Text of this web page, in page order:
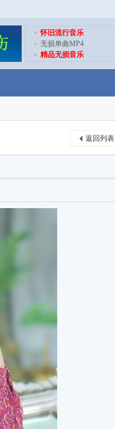
怀旧流行音乐
无损单曲MP4
精品无损音乐
返回列表